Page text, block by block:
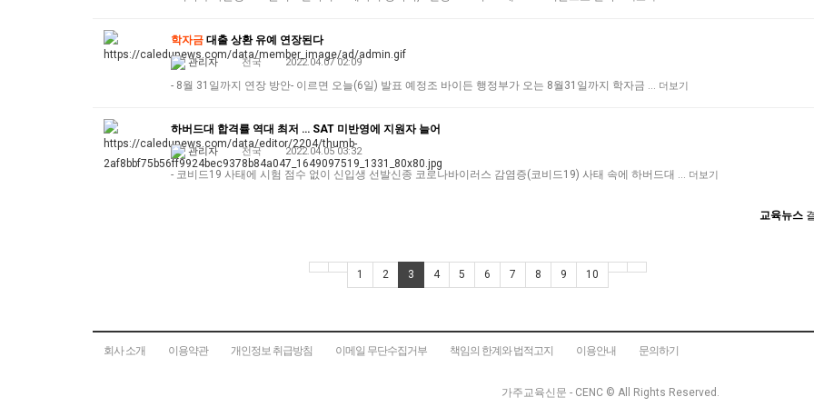
학자금 대출 상환 유예 연장된다
관리자 전국 2022.04.07 02:09
- 8월 31일까지 연장 방안- 이르면 오늘(6일) 발표 예정조 바이든 행정부가 오는 8월31일까지 학자금 … 더보기
하버드대 합격률 역대 최저 … SAT 미반영에 지원자 늘어
관리자 전국 2022.04.05 03:32
- 코비드19 사태에 시험 점수 없이 신입생 선발신종 코로나바이러스 감염증(코비드19) 사태 속에 하버드대 … 더보기
교육뉴스
1 2 3 4 5 6 7 8 9 10
회사 소개 이용약관 개인정보 취급방침 이메일 무단수집거부 책임의 한계와 법적고지 이용안내 문의하기
가주교육신문 - CENC © All Rights Reserved.